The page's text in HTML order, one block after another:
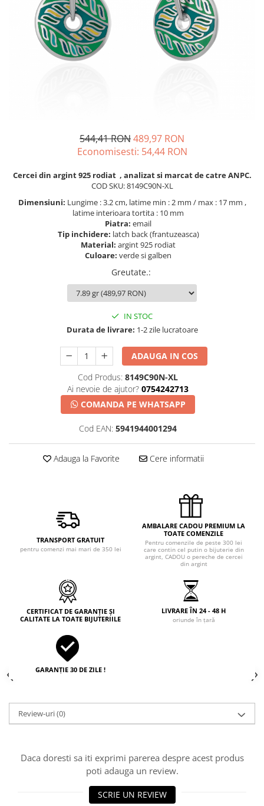
PIERCING
SETURI BIJUTERII
BUTONI
BRATARA TIP ROZARIU
LANTURI TIP ROZARIU
544,41 RON489,97 RON
Economisesti: 54,44 RON
Cercei din argint 925 rodiat , analizat si marcat de catre ANPC.
COD SKU: 8149C90N-XL
Dimensiuni: Lungime : 3.2 cm, latime min : 2 mm / max : 17 mm ,
latime interioara tortita : 10 mm
Piatra: email
Tip inchidere: latch back (frantuzeasca)
Material: argint 925 rodiat
Culoare: verde si galben
Greutate.:
IN STOC
Durata de livrare: 1-2 zile lucratoare
ADAUGA IN COS
Cod Produs: 8149C90N-XL
Ai nevoie de ajutor? 0754242713
COMANDA PE WHATSAPP
Cod EAN: 5941944001294
Adauga la Favorite Cere informatii
TRANSPORT GRATUIT
pentru comenzi mai mari de 350 lei
AMBALARE CADOU PREMIUM LA
TOATE COMENZILE
Pentru comenzile de peste 300 lei
care contin cel putin o bijuterie din
argint, CADOU o pereche de cercei
din argint
CERTIFICAT DE GARANȚIE ȘI
CALITATE LA TOATE BIJUTERIILE
LIVRARE ÎN 24 - 48 H
oriunde în țară
GARANȚIE 30 DE ZILE !
Review-uri(0)
Daca doresti sa iti exprimi parerea despre acest produs
poti adauga un review.
SCRIE UN REVIEW